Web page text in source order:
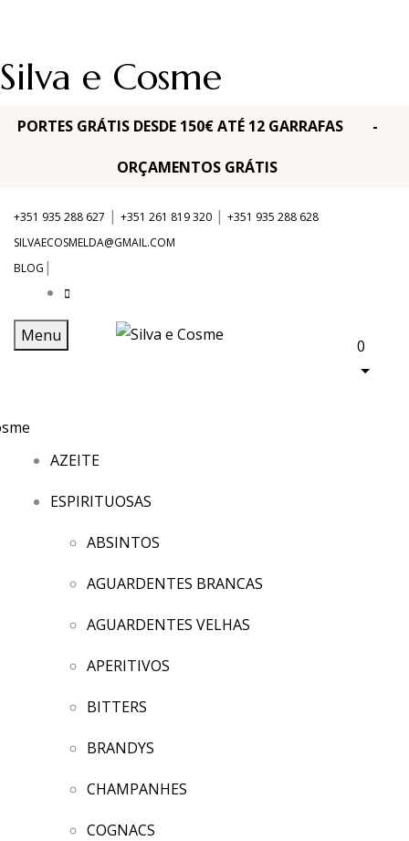
Silva e Cosme
PORTES GRÁTIS DESDE 150€ ATÉ 12 GARRAFAS -
ORÇAMENTOS GRÁTIS
+351 935 288 627 | +351 261 819 320 | +351 935 288 628
SILVAECOSMELDA@GMAIL.COM
BLOG |
Menu
0
AZEITE
ESPIRITUOSAS
ABSINTOS
AGUARDENTES BRANCAS
AGUARDENTES VELHAS
APERITIVOS
BITTERS
BRANDYS
CHAMPANHES
COGNACS